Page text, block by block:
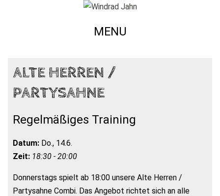
MENU
ALTE HERREN /
PARTYSAHNE
Regelmäßiges Training
Datum: Do., 14.6.
Zeit: 18:30 - 20:00
Donnerstags spielt ab 18:00 unsere Alte Herren /
Partysahne Combi. Das Angebot richtet sich an alle